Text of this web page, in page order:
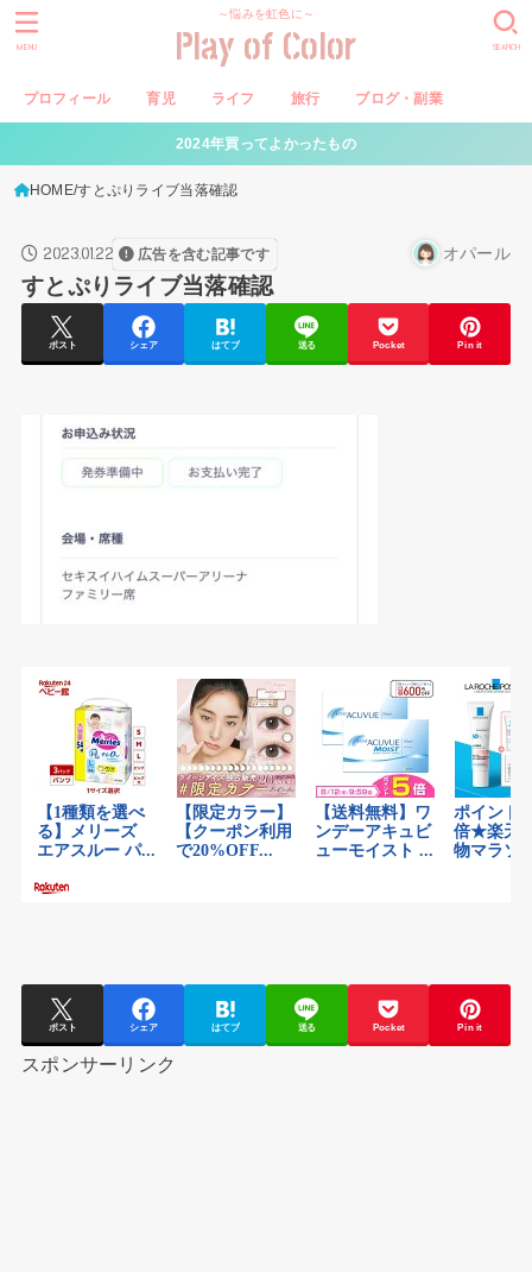
～悩みを虹色に～
Play of Color
プロフィール 育児 ライフ 旅行 ブログ・副業
SEARCH
MENU
2024年買ってよかったもの
HOME すとぷりライブ当落確認
2023.01.22 広告を含む記事です オパール
すとぷりライブ当落確認
ポスト シェア はてブ 送る Pocket Pin it
ポスト シェア はてブ 送る Pocket Pin it
スポンサーリンク